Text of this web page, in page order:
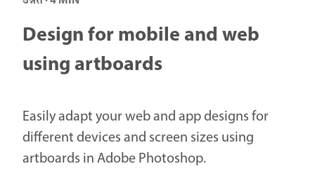
Design for mobile and web
using artboards
Easily adapt your web and app designs for
different devices and screen sizes using
artboards in Adobe Photoshop.